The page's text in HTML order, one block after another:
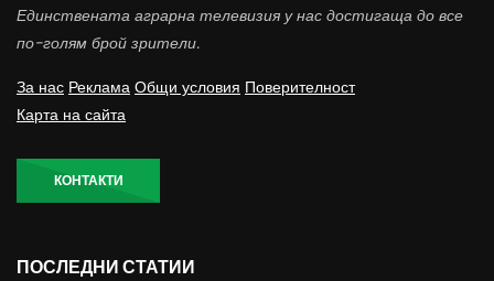
Единствената аграрна телевизия у нас достигаща до все
по-голям брой зрители.
За нас Реклама Общи условия Поверителност
Карта на сайта
КОНТАКТИ
ПОСЛЕДНИ СТАТИИ